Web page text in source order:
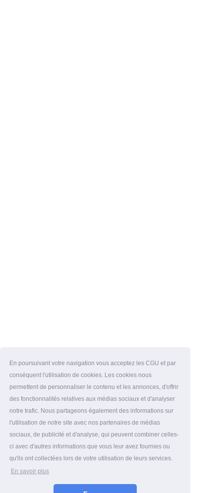
En poursuivant votre navigation vous acceptez les CGU et par
conséquent l'utilisation de cookies. Les cookies nous
permettent de personnaliser le contenu et les annonces, d'offrir
des fonctionnalités relatives aux médias sociaux et d'analyser
notre trafic. Nous partageons également des informations sur
l'utilisation de notre site avec nos partenaires de médias
sociaux, de publicité et d'analyse, qui peuvent combiner celles-
ci avec d'autres informations que vous leur avez fournies ou
qu'ils ont collectées lors de votre utilisation de leurs services.
En savoir plus